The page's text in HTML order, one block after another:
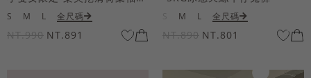
S M L 全尺碼
NT.990 NT.891
M L 全尺碼
NT.890 NT.801